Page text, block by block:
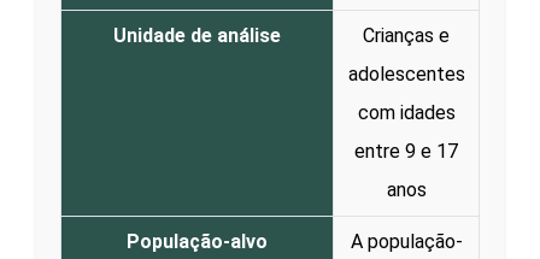
Unidade de análise
Crianças e
adolescentes
com idades
entre 9 e 17
anos
População-alvo
A população-